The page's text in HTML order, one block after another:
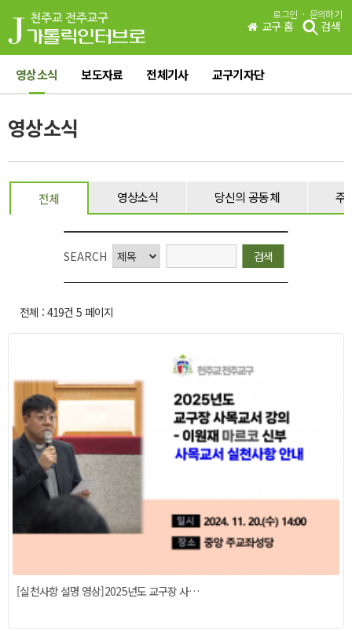
로그인 · 문의하기
교구 홈 검색
영상소식 보도자료 전체기사 교구기자단
영상소식
전체 영상소식 당신의 공동체 주
SEARCH
전체 : 419건 5 페이지
[실천사항 설명 영상]2025년도 교구장 사…